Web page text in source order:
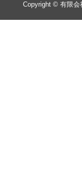
Copyright © 有限